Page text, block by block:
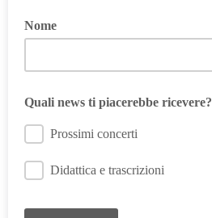
Nome
Quali news ti piacerebbe ricevere?
Prossimi concerti
Didattica e trascrizioni